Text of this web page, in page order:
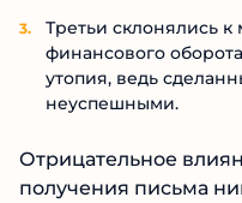
Третьи склонялись
финансового
утопия, ведь
неуспешными.
Отрицательное
получения письма